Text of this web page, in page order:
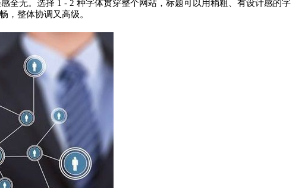
全无。选择 1 - 2 种字体贯穿整个网站，标题可以用稍粗、有设计感的字
，整体协调又高级。